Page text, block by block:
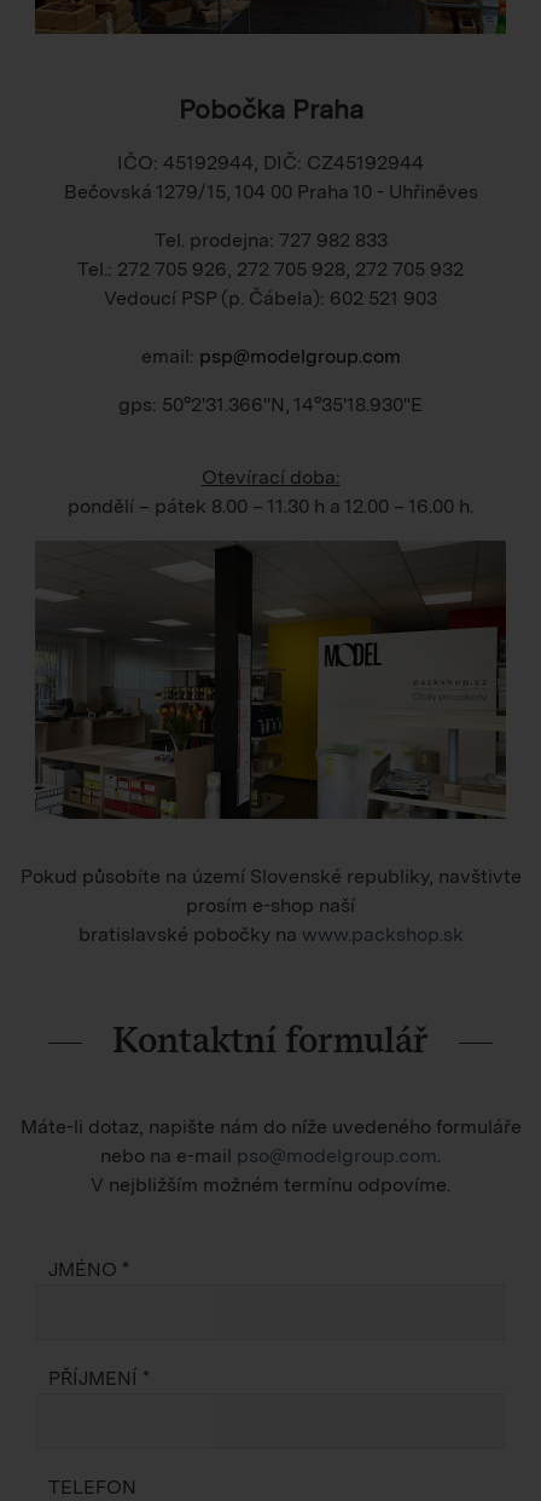
Pobočka Praha
IČO: 45192944, DIČ: CZ45192944
Bečovská 1279/15, 104 00 Praha 10 - Uhřiněves
Tel. prodejna: 727 982 833
Tel.: 272 705 926, 272 705 928, 272 705 932
Vedoucí PSP (p. Čábela): 602 521 903
email: psp@modelgroup.com
gps: 50°2'31.366"N, 14°35'18.930"E
Otevírací doba:
pondělí – pátek 8.00 – 11.30 h a 12.00 – 16.00 h
Pokud působíte na území Slovenské republiky, navštivte
prosím e-shop naší
bratislavské pobočky na www.packshop.sk
Kontaktní formulář
Máte-li dotaz, napište nám do níže uvedeného formuláře
nebo na e-mail pso@modelgroup.com
V nejbližším možném termínu odpovíme.
JMÉNO *
PŘÍJMENÍ *
TELEFON